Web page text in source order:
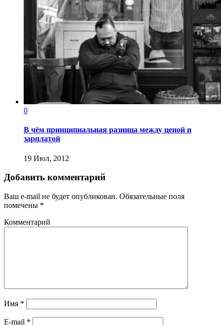
0
В чём принципиальная разница между ценой и
зарплатой
19 Июл, 2012
Добавить комментарий
Ваш e-mail не будет опубликован. Обязательные поля
помечены *
Комментарий
Имя *
E-mail *